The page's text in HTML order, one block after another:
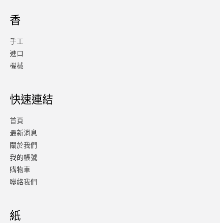
香
手工
進口
機械
快速連結
首頁
最新消息
關於我們
我的帳號
購物車
聯絡我們
紙